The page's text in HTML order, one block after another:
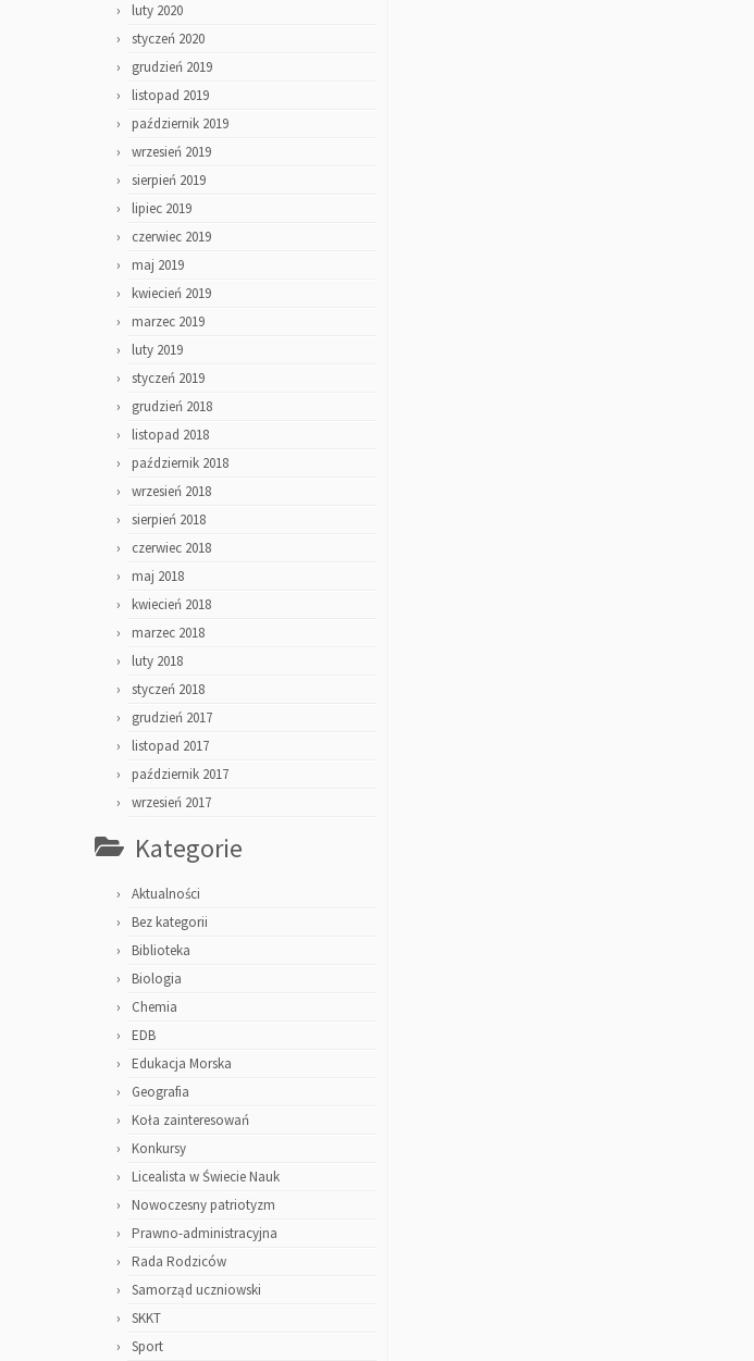
luty 2020
styczeń 2020
grudzień 2019
listopad 2019
październik 2019
wrzesień 2019
sierpień 2019
lipiec 2019
czerwiec 2019
maj 2019
kwiecień 2019
marzec 2019
luty 2019
styczeń 2019
grudzień 2018
listopad 2018
październik 2018
wrzesień 2018
sierpień 2018
czerwiec 2018
maj 2018
kwiecień 2018
marzec 2018
luty 2018
styczeń 2018
grudzień 2017
listopad 2017
październik 2017
wrzesień 2017
Kategorie
Aktualności
Bez kategorii
Biblioteka
Biologia
Chemia
EDB
Edukacja Morska
Geografia
Koła zainteresowań
Konkursy
Licealista w Świecie Nauk
Nowoczesny patriotyzm
Prawno-administracyjna
Rada Rodziców
Samorząd uczniowski
SKKT
Sport